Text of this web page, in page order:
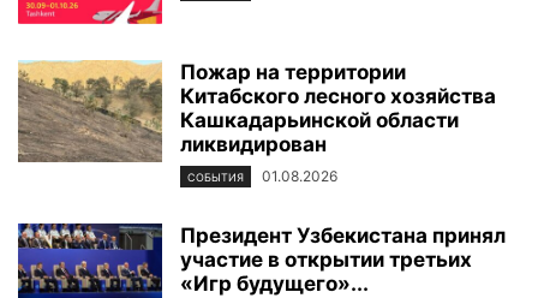
Пожар на территории
Китабского лесного хозяйства
Кашкадарьинской области
ликвидирован
СОБЫТИЯ 01.08.2026
Президент Узбекистана принял
участие в открытии третьих
«Игр будущего»...